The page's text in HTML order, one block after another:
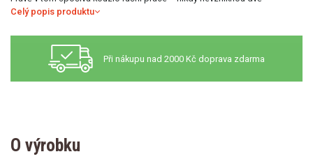
Celý popis produktu
Při nákupu nad 2000 Kč doprava zdarma
O výrobku